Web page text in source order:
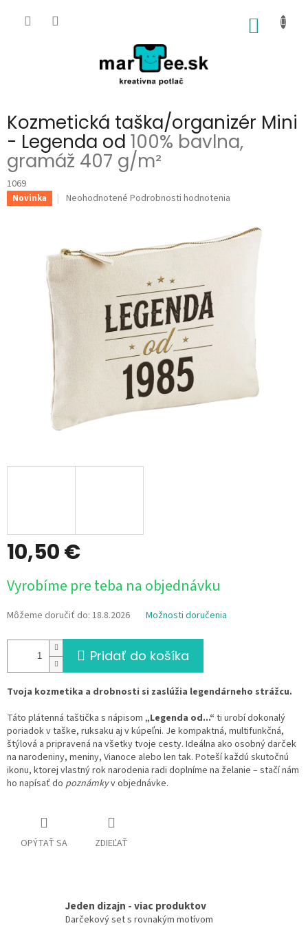
Kozmetická taška/organizér Mini
- Legenda od 100% bavlna,
gramáž 407 g/m²
1069
Novinka
Priemerné
0,0
z
5
hviezdičiek.
Neohodnotené Podrobnosti hodnotenia
10,50 €
cena:
Vyrobíme pre teba na objednávku
Môžeme doručiť do: 18.8.2026 Možnosti doručenia
Pridať do košíka
Tvoja kozmetika a drobnosti si zaslúžia legendárneho strážcu.
Táto plátenná taštička s nápisom „Legenda od...“ ti urobí dokonalý
poriadok v taške, ruksaku aj v kúpeľni. Je kompaktná, multifunkčná,
štýlová a pripravená na všetky tvoje cesty. Ideálna ako osobný darček
na narodeniny, meniny, Vianoce alebo len tak. Poteší každú skutočnú
ikonu, ktorej vlastný rok narodenia radi doplníme na želanie – stačí nám
ho napísať do poznámkyv objednávke.
OPÝTAŤ SA ZDIEĽAŤ
Jeden dizajn - viac produktov
Darčekový set s rovnakým motívom